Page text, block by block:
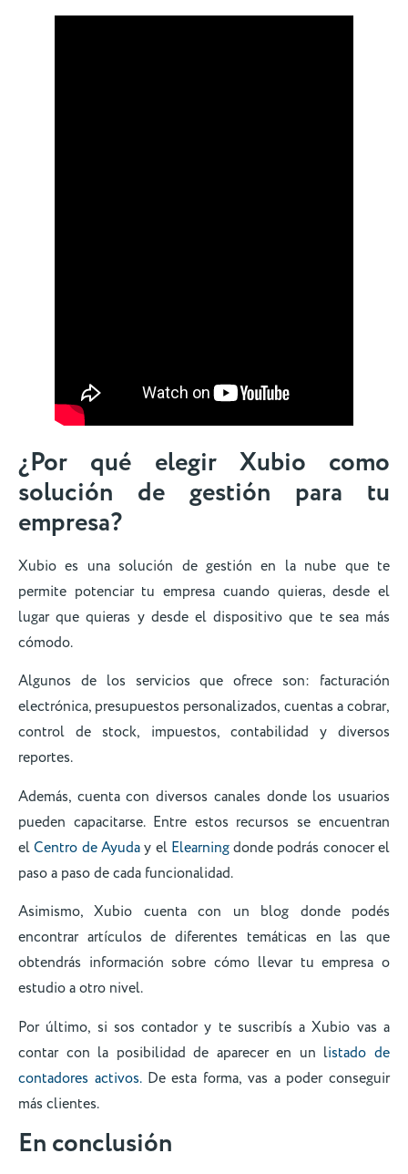
¿Por qué elegir Xubio como
solución de gestión para tu
empresa?
Xubio es una solución de gestión en la nube que te
permite potenciar tu empresa cuando quieras, desde el
lugar que quieras y desde el dispositivo que te sea más
cómodo.
Algunos de los servicios que ofrece son: facturación
electrónica, presupuestos personalizados, cuentas a cobrar,
control de stock, impuestos, contabilidad y diversos
reportes.
Además, cuenta con diversos canales donde los usuarios
pueden capacitarse. Entre estos recursos se encuentran
elCentro de Ayuday el Elearningdonde podrás conocer el
paso a paso de cada funcionalidad.
Asimismo, Xubio cuenta con un blog donde podés
encontrar artículos de diferentes temáticas en las que
obtendrás información sobre cómo llevar tu empresa o
estudio a otro nivel.
Por último, si sos contador y te suscribís a Xubio vas a
contar con la posibilidad de aparecer en un listado de
contadores activos.De esta forma, vas a poder conseguir
más clientes.
En conclusión